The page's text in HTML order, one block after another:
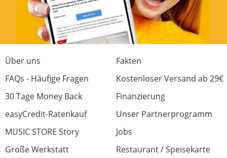
Klang
Features
Preis/Leistung
0 von 0 fanden diese Rezension hilfreich
Martin Retro
Bewertung von:
21.7.17
Über uns
Fakten
FAQs - Häufige Fragen
Kostenloser Versand ab 29€
30 Tage Money Back
Finanzierung
easyCredit-Ratenkauf
Unser Partnerprogramm
MUSIC STORE Story
Jobs
Große Werkstatt
Restaurant / Speisekarte